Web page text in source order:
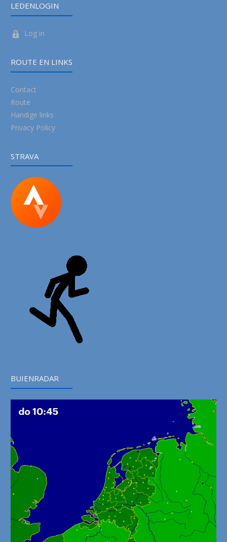
LEDENLOGIN
Log in
ROUTE EN LINKS
Contact
Route
Handige links
Privacy Policy
STRAVA
BUIENRADAR